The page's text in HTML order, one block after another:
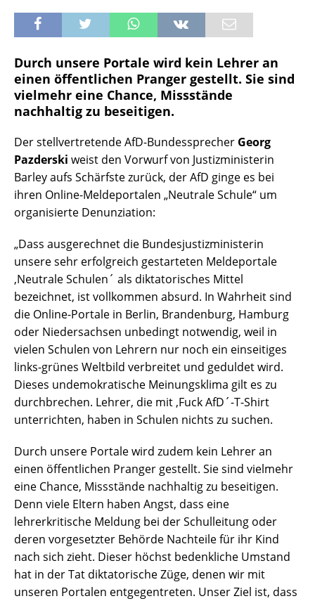
Durch unsere Portale wird kein Lehrer an
einen öffentlichen Pranger gestellt. Sie sind
vielmehr eine Chance, Missstände
nachhaltig zu beseitigen.
Der stellvertretende AfD-Bundessprecher Georg
Pazderski weist den Vorwurf von Justizministerin
Barley aufs Schärfste zurück, der AfD ginge es bei
ihren Online-Meldeportalen „Neutrale Schule“ um
organisierte Denunziation:
„Dass ausgerechnet die Bundesjustizministerin
unsere sehr erfolgreich gestarteten Meldeportale
‚Neutrale Schulen´ als diktatorisches Mittel
bezeichnet, ist vollkommen absurd. In Wahrheit sind
die Online-Portale in Berlin, Brandenburg, Hamburg
oder Niedersachsen unbedingt notwendig, weil in
vielen Schulen von Lehrern nur noch ein einseitiges
links-grünes Weltbild verbreitet und geduldet wird.
Dieses undemokratische Meinungsklima gilt es zu
durchbrechen. Lehrer, die mit ‚Fuck AfD´-T-Shirt
unterrichten, haben in Schulen nichts zu suchen.
Durch unsere Portale wird zudem kein Lehrer an
einen öffentlichen Pranger gestellt. Sie sind vielmehr
eine Chance, Missstände nachhaltig zu beseitigen.
Denn viele Eltern haben Angst, dass eine
lehrerkritische Meldung bei der Schulleitung oder
deren vorgesetzter Behörde Nachteile für ihr Kind
nach sich zieht. Dieser höchst bedenkliche Umstand
hat in der Tat diktatorische Züge, denen wir mit
unseren Portalen entgegentreten. Unser Ziel ist, dass